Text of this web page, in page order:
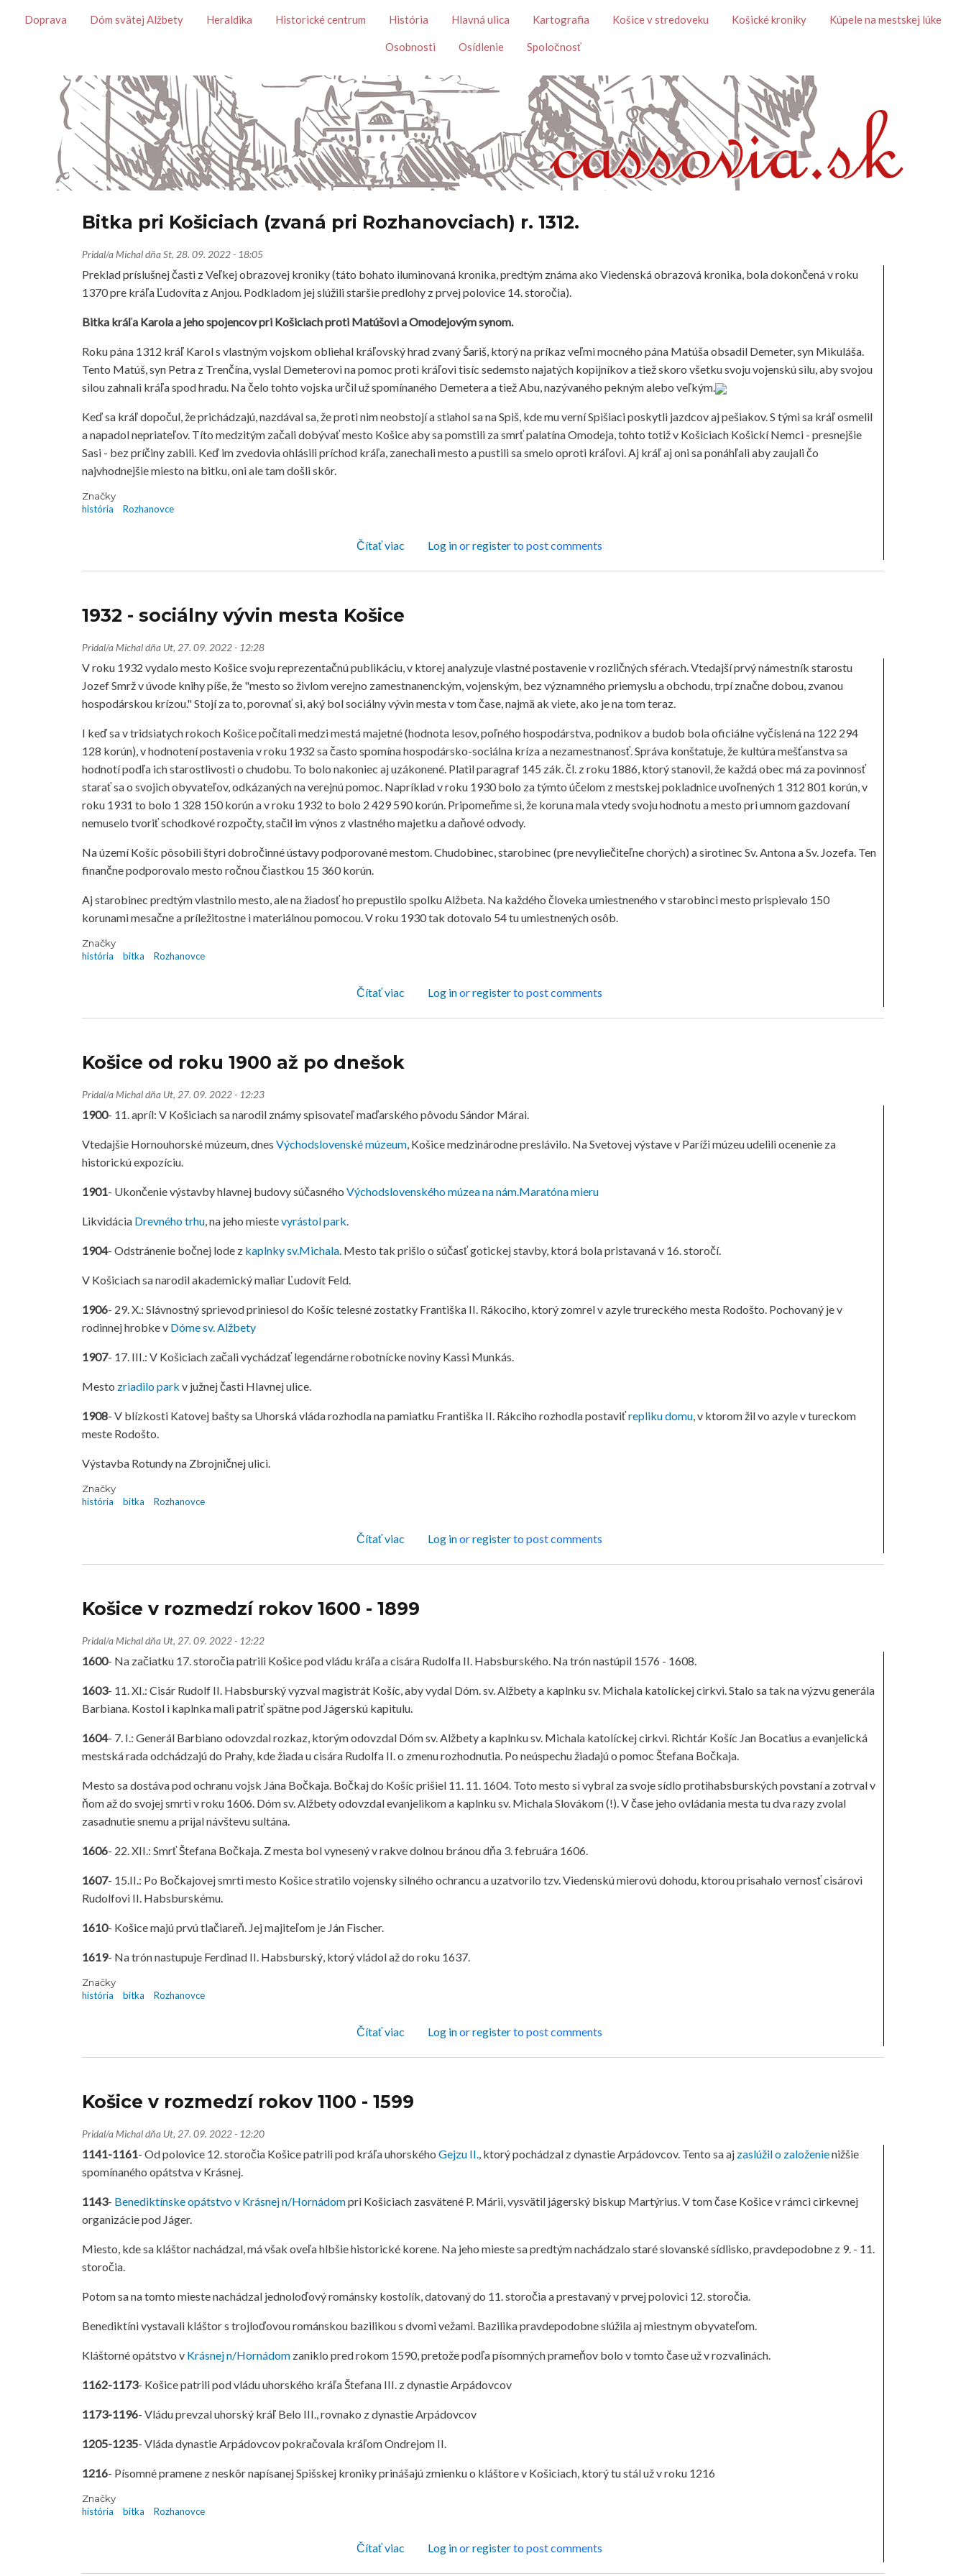
Témy
Doprava Dóm svätej Alžbety Heraldika Historické centrum História Hlavná ulica Kartografia Košice v stredoveku Košické kroniky Kúpele na mestskej lúke
Osobnosti Osídlenie Spoločnosť
Bitka pri Košiciach (zvaná pri Rozhanovciach) r. 1312.
Pridal/a MichaldňaSt, 28. 09. 2022 - 18:05
Preklad príslušnej časti z Veľkej obrazovej kroniky (táto bohato iluminovaná kronika, predtým známa ako Viedenská obrazová kronika, bola dokončená v roku
1370 pre kráľa Ľudovíta z Anjou. Podkladom jej slúžili staršie predlohy z prvej polovice 14. storočia).
Bitka kráľa Karola a jeho spojencov pri Košiciach proti Matúšovi a Omodejovým synom.
Roku pána 1312 kráľ Karol s vlastným vojskom obliehal kráľovský hrad zvaný Šariš, ktorý na príkaz veľmi mocného pána Matúša obsadil Demeter, syn Mikuláša.
Tento Matúš, syn Petra z Trenčína, vyslal Demeterovi na pomoc proti kráľovi tisíc sedemsto najatých kopijníkov a tiež skoro všetku svoju vojenskú silu, aby svojou
silou zahnali kráľa spod hradu. Na čelo tohto vojska určil už spomínaného Demetera a tiež Abu, nazývaného pekným alebo veľkým.
Keď sa kráľ dopočul, že prichádzajú, nazdával sa, že proti nim neobstojí a stiahol sa na Spiš, kde mu verní Spišiaci poskytli jazdcov aj pešiakov. S tými sa kráľ osmelil
a napadol nepriateľov. Títo medzitým začali dobývať mesto Košice aby sa pomstili za smrť palatína Omodeja, tohto totiž v Košiciach Košickí Nemci - presnejšie
Sasi - bez príčiny zabili. Keď im zvedovia ohlásili príchod kráľa, zanechali mesto a pustili sa smelo oproti kráľovi. Aj kráľ aj oni sa ponáhľali aby zaujali čo
najvhodnejšie miesto na bitku, oni ale tam došli skôr.
Značky
história
Rozhanovce
Čítať viaco Bitka pri Košiciach (zvaná pri Rozhanovciach) r. 1312.
Log inorregisterto post comments
1932 - sociálny vývin mesta Košice
Pridal/a Michaldňa Ut, 27. 09. 2022 - 12:28
V roku 1932 vydalo mesto Košice svoju reprezentačnú publikáciu, v ktorej analyzuje vlastné postavenie v rozličných sférach. Vtedajší prvý námestník starostu
Jozef Smrž v úvode knihy píše, že "mesto so živlom verejno zamestnanenckým, vojenským, bez významného priemyslu a obchodu, trpí značne dobou, zvanou
hospodárskou krízou." Stojí za to, porovnať si, aký bol sociálny vývin mesta v tom čase, najmä ak viete, ako je na tom teraz.
I keď sa v tridsiatych rokoch Košice počítali medzi mestá majetné (hodnota lesov, poľného hospodárstva, podnikov a budob bola oficiálne vyčíslená na 122 294
128 korún), v hodnotení postavenia v roku 1932 sa často spomína hospodársko-sociálna kríza a nezamestnanosť. Správa konštatuje, že kultúra mešťanstva sa
hodnotí podľa ich starostlivosti o chudobu. To bolo nakoniec aj uzákonené. Platil paragraf 145 zák. čl. z roku 1886, ktorý stanovil, že každá obec má za povinnosť
starať sa o svojich obyvateľov, odkázaných na verejnú pomoc. Napríklad v roku 1930 bolo za týmto účelom z mestskej pokladnice uvoľnených 1 312 801 korún, v
roku 1931 to bolo 1 328 150 korún a v roku 1932 to bolo 2 429 590 korún. Pripomeňme si, že koruna mala vtedy svoju hodnotu a mesto pri umnom gazdovaní
nemuselo tvoriť schodkové rozpočty, stačil im výnos z vlastného majetku a daňové odvody.
Na území Košíc pôsobili štyri dobročinné ústavy podporované mestom. Chudobinec, starobinec (pre nevyliečiteľne chorých) a sirotinec Sv. Antona a Sv. Jozefa. Ten
finančne podporovalo mesto ročnou čiastkou 15 360 korún.
Aj starobinec predtým vlastnilo mesto, ale na žiadosť ho prepustilo spolku Alžbeta. Na každého človeka umiestneného v starobinci mesto prispievalo 150
korunami mesačne a príležitostne i materiálnou pomocou. V roku 1930 tak dotovalo 54 tu umiestnených osôb.
Značky
história
bitka Rozhanovce
Čítať viaco 1932 - sociálny vývin mesta Košice
Log inorregisterto post comments
Košice od roku 1900 až po dnešok
Pridal/a Michaldňa Ut, 27. 09. 2022 - 12:23
1900- 11. apríl: V Košiciach sa narodil známy spisovateľ maďarského pôvodu Sándor Márai.
Vtedajšie Hornouhorské múzeum, dnes Východslovenské múzeum, Košice medzinárodne preslávilo. Na Svetovej výstave v Paríži múzeu udelili ocenenie za
historickú expozíciu.
1901- Ukončenie výstavby hlavnej budovy súčasného Východslovenského múzea na nám.Maratóna mieru
Likvidácia Drevného trhu, na jeho miestevyrástol park.
1904- Odstránenie bočnej lode z kaplnky sv.Michala. Mesto tak prišlo o súčasť gotickej stavby, ktorá bola pristavaná v 16. storočí.
V Košiciach sa narodil akademický maliar Ľudovít Feld.
1906- 29. X.: Slávnostný sprievod priniesol do Košíc telesné zostatky Františka II. Rákociho, ktorý zomrel v azyle trureckého mesta Rodošto. Pochovaný je v
rodinnej hrobke v Dóme sv. Alžbety
1907- 17. III.: V Košiciach začali vychádzať legendárne robotnícke noviny Kassi Munkás.
Mesto zriadilo park v južnej časti Hlavnej ulice.
1908- V blízkosti Katovej bašty sa Uhorská vláda rozhodla na pamiatku Františka II. Rákciho rozhodla postaviťrepliku domu, v ktorom žil vo azyle v tureckom
meste Rodošto.
Výstavba Rotundy na Zbrojničnej ulici.
Značky
história
bitka Rozhanovce
Čítať viaco Košice od roku 1900 až po dnešok
Log inorregisterto post comments
Košice v rozmedzí rokov 1600 - 1899
Pridal/a Michaldňa Ut, 27. 09. 2022 - 12:22
1600- Na začiatku 17. storočia patrili Košice pod vládu kráľa a cisára Rudolfa II. Habsburského. Na trón nastúpil 1576 - 1608.
1603- 11. XI.: Cisár Rudolf II. Habsburský vyzval magistrát Košíc, aby vydal Dóm. sv. Alžbety a kaplnku sv. Michala katolíckej cirkvi. Stalo sa tak na výzvu generála
Barbiana. Kostol i kaplnka mali patriť spätne pod Jágerskú kapitulu.
1604- 7. I.: Generál Barbiano odovzdal rozkaz, ktorým odovzdal Dóm sv. Alžbety a kaplnku sv. Michala katolíckej cirkvi. Richtár Košíc Jan Bocatius a evanjelická
mestská rada odchádzajú do Prahy, kde žiada u cisára Rudolfa II. o zmenu rozhodnutia. Po neúspechu žiadajú o pomoc Štefana Bočkaja.
Mesto sa dostáva pod ochranu vojsk Jána Bočkaja. Bočkaj do Košíc prišiel 11. 11. 1604. Toto mesto si vybral za svoje sídlo protihabsburských povstaní a zotrval v
ňom až do svojej smrti v roku 1606. Dóm sv. Alžbety odovzdal evanjelikom a kaplnku sv. Michala Slovákom (!). V čase jeho ovládania mesta tu dva razy zvolal
zasadnutie snemu a prijal návštevu sultána.
1606- 22. XII.: Smrť Štefana Bočkaja. Z mesta bol vynesený v rakve dolnou bránou dňa 3. februára 1606.
1607- 15.II.: Po Bočkajovej smrti mesto Košice stratilo vojensky silného ochrancu a uzatvorilo tzv. Viedenskú mierovú dohodu, ktorou prisahalo vernosť cisárovi
Rudolfovi II. Habsburskému.
1610- Košice majú prvú tlačiareň. Jej majiteľom je Ján Fischer.
1619- Na trón nastupuje Ferdinad II. Habsburský, ktorý vládol až do roku 1637.
Značky
história
bitka Rozhanovce
Čítať viaco Košice v rozmedzí rokov 1600 - 1899
Log inorregisterto post comments
Košice v rozmedzí rokov 1100 - 1599
Pridal/a Michaldňa Ut, 27. 09. 2022 - 12:20
1141-1161- Od polovice 12. storočia Košice patrili pod kráľa uhorského Gejzu II. , ktorý pochádzal z dynastie Arpádovcov. Tento sa aj zaslúžil o založenienižšie
spomínaného opátstva v Krásnej.
1143- Benediktínske opátstvo v Krásnej n/Hornádompri Košiciach zasvätené P. Márii, vysvätil jágerský biskup Martýrius. V tom čase Košice v rámci cirkevnej
organizácie pod Jáger.
Miesto, kde sa kláštor nachádzal, má však oveľa hlbšie historické korene. Na jeho mieste sa predtým nachádzalo staré slovanské sídlisko, pravdepodobne z 9. - 11.
storočia.
Potom sa na tomto mieste nachádzal jednoloďový románsky kostolík, datovaný do 11. storočia a prestavaný v prvej polovici 12. storočia.
Benediktíni vystavali kláštor s trojloďovou románskou bazilikou s dvomi vežami. Bazilika pravdepodobne slúžila aj miestnym obyvateľom.
Kláštorné opátstvo v Krásnej n/Hornádom zaniklo pred rokom 1590, pretože podľa písomných prameňov bolo v tomto čase už v rozvalinách.
1162-1173- Košice patrili pod vládu uhorského kráľa Štefana III. z dynastie Arpádovcov
1173-1196- Vládu prevzal uhorský kráľ Belo III., rovnako z dynastie Arpádovcov
1205-1235- Vláda dynastie Arpádovcov pokračovala kráľom Ondrejom II.
1216- Písomné pramene z neskôr napísanej Spišskej kroniky prinášajú zmienku o kláštore v Košiciach, ktorý tu stál už v roku 1216
Značky
história
bitka Rozhanovce
Čítať viaco Košice v rozmedzí rokov 1100 - 1599
Log inorregisterto post comments